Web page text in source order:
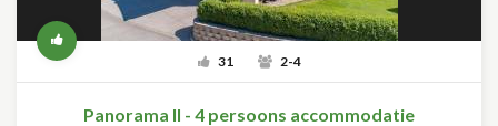
31 2-4
Panorama II - 4 persoons accommodatie